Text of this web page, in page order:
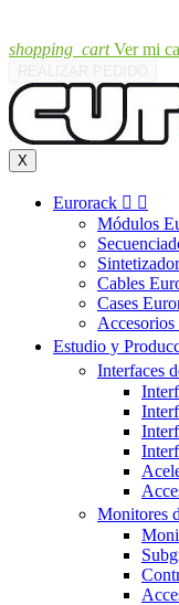
shopping_cart Ver mi
X
Eurorack  
Módulos
Cables
Cases
Estudio y
Interfaces
Monitores